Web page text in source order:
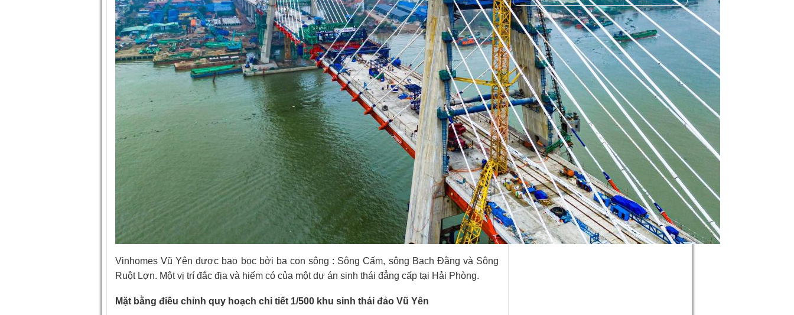
Vinhomes Vũ Yên được bao bọc bởi ba con sông : Sông Cấm, sông Bạch Đằng và Sông
Ruột Lợn. Một vị trí đắc địa và hiếm có của một dự án sinh thái đẳng cấp tại Hải Phòng.
Mặt bằng điều chỉnh quy hoạch chi tiết 1/500 khu sinh thái đảo Vũ Yên